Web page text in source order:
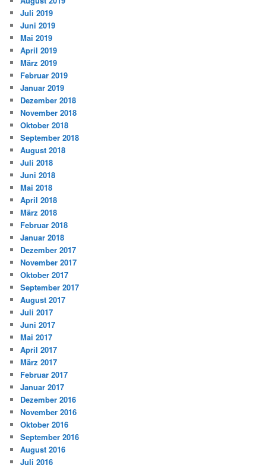
Juli 2019
Juni 2019
Mai 2019
April 2019
März 2019
Februar 2019
Januar 2019
Dezember 2018
November 2018
Oktober 2018
September 2018
August 2018
Juli 2018
Juni 2018
Mai 2018
April 2018
März 2018
Februar 2018
Januar 2018
Dezember 2017
November 2017
Oktober 2017
September 2017
August 2017
Juli 2017
Juni 2017
Mai 2017
April 2017
März 2017
Februar 2017
Januar 2017
Dezember 2016
November 2016
Oktober 2016
September 2016
August 2016
Juli 2016